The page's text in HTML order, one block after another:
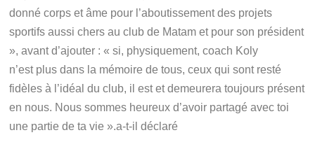
donné corps et âme pour l’aboutissement des projets
sportifs aussi chers au club de Matam et pour son président
», avant d’ajouter : « si, physiquement, coach Koly
n’est plus dans la mémoire de tous, ceux qui sont resté
fidèles à l’idéal du club, il est et demeurera toujours présent
en nous. Nous sommes heureux d’avoir partagé avec toi
une partie de ta vie ».a-t-il déclaré